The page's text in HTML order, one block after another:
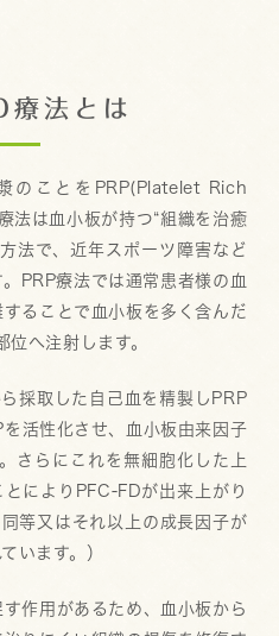
療法とは
のことをPRP(Platelet Rich
法は血小板が持つ“組織を治癒
法で、近年スポーツ障害など
PRP療法では通常患者様の血
ることで血小板を多く含んだ
位へ注射します。
採取した自己血を精製しPRP
活性化させ、血小板由来因子
さらにこれを無細胞化した上
によりPFC-FDが出来上がり
等又はそれ以上の成長因子が
います。）
作用があるため、血小板から